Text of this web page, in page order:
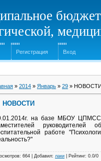
Регистрация Вход
» 2014 » Январь » 29 »
НОВОСТИ
на базе МБОУ ЦПМСС
руководителей
работе
: 664 Добавил: лаки Рейтинг: 0.0/0